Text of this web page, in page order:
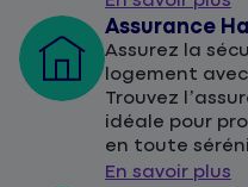
Assurance
Assurez la
logement
Trouvez
idéale pour
en toute
En savoir plus